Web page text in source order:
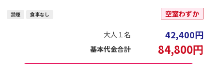
禁煙 食事なし 空室わずか
大人１名 42,400円
基本代金合計 84,800円